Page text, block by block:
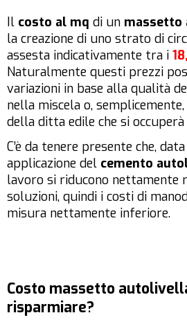
Il costo al mq di un massetto
la creazione di uno strato di
assesta indicativamente tra i
Naturalmente questi prezzi
variazioni in base alla qualità
nella miscela o,
della ditta edile che si
C’è da tenere presente che,
applicazione del cemento
lavoro si riducono nettamente
soluzioni, quindi i costi di
misura nettamente inferiore.
Costo massetto
risparmiare?